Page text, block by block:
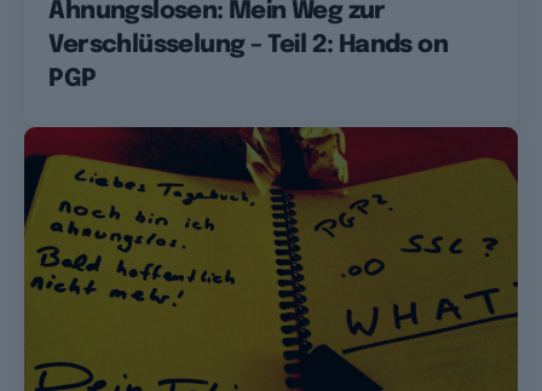
Ahnungslosen: Mein Weg zur
Verschlüsselung – Teil 2: Hands on
PGP